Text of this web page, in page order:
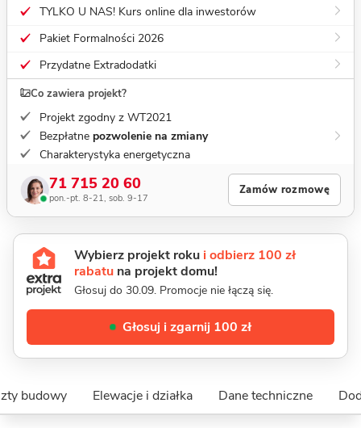
TYLKO U NAS! Kurs online dla inwestorów
Pakiet Formalności 2026
Przydatne Extradodatki
Co zawiera projekt?
Projekt zgodny z WT2021
Bezpłatne pozwolenie na zmiany
Charakterystyka energetyczna
71 715 20 60
pon.-pt. 8-21, sob. 9-17
Zamów rozmowę
Wybierz projekt roku i odbierz 100 zł
rabatu na projekt domu!
Głosuj do 30.09. Promocje nie łączą się.
Głosuj i zgarnij 100 zł
budowy Elewacje i działka Dane techniczne